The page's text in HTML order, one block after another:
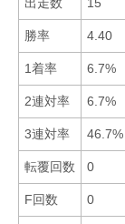
出走数 15
勝率 4.40
1着率 6.7%
2連対率 6.7%
3連対率 46.7%
転覆回数 0
F回数 0